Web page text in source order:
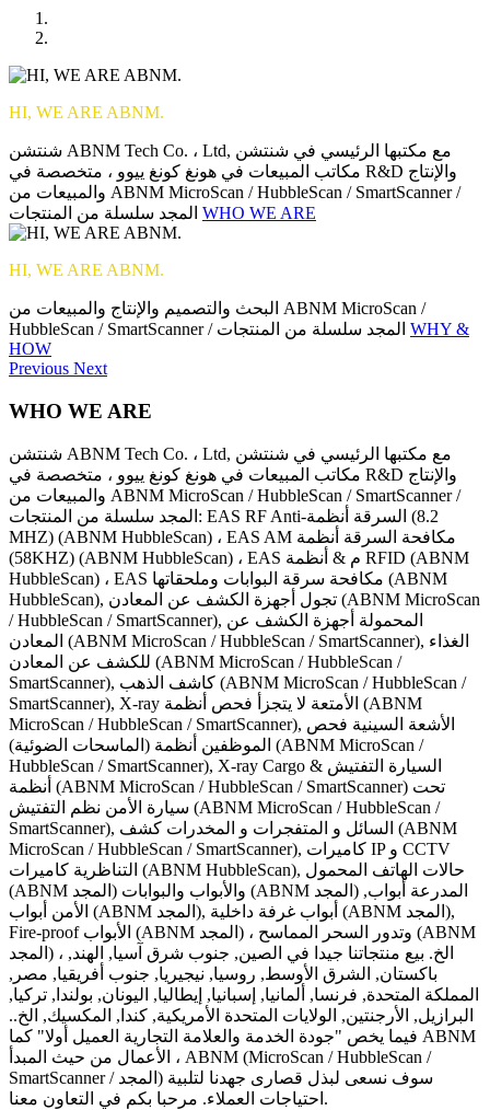
HI, WE ARE ABNM.
شنتشن ABNM Tech Co. ، Ltd, مع مكتبها الرئيسي في شنتشن
مكاتب المبيعات في هونغ كونغ ييوو ، متخصصة في R&D والإنتاج
والمبيعات من ABNM MicroScan / HubbleScan / SmartScanner /
المجد سلسلة من المنتجات WHO WE ARE
HI, WE ARE ABNM.
البحث والتصميم والإنتاج والمبيعات من ABNM MicroScan /
HubbleScan / SmartScanner / المجد سلسلة من المنتجات WHY &
HOW
Previous Next
WHO WE ARE
شنتشن ABNM Tech Co. ، Ltd, مع مكتبها الرئيسي في شنتشن
مكاتب المبيعات في هونغ كونغ ييوو ، متخصصة في R&D والإنتاج
والمبيعات من ABNM MicroScan / HubbleScan / SmartScanner /
المجد سلسلة من المنتجات: EAS RF Anti-السرقة أنظمة (8.2
MHZ) (ABNM HubbleScan) ، EAS AM مكافحة السرقة أنظمة
(58KHZ) (ABNM HubbleScan) ، EAS م & أنظمة RFID (ABNM
HubbleScan) ، EAS مكافحة سرقة البوابات وملحقاتها (ABNM
HubbleScan), تجول أجهزة الكشف عن المعادن (ABNM MicroScan
/ HubbleScan / SmartScanner), المحمولة أجهزة الكشف عن
المعادن (ABNM MicroScan / HubbleScan / SmartScanner), الغذاء
للكشف عن المعادن (ABNM MicroScan / HubbleScan /
SmartScanner), كاشف الذهب (ABNM MicroScan / HubbleScan /
SmartScanner), X-ray الأمتعة لا يتجزأ فحص أنظمة (ABNM
MicroScan / HubbleScan / SmartScanner), الأشعة السينية فحص
الموظفين أنظمة (الماسحات الضوئية) (ABNM MicroScan /
HubbleScan / SmartScanner), X-ray Cargo & السيارة التفتيش
أنظمة (ABNM MicroScan / HubbleScan / SmartScanner) تحت
سيارة الأمن نظم التفتيش (ABNM MicroScan / HubbleScan /
SmartScanner), السائل و المتفجرات و المخدرات كشف (ABNM
MicroScan / HubbleScan / SmartScanner), كاميرات IP و CCTV
التناظرية كاميرات (ABNM HubbleScan), حالات الهاتف المحمول
(ABNM المجد) والأبواب والبوابات (ABNM المجد) المدرعة أبواب,
الأمن أبواب (ABNM المجد), أبواب غرفة داخلية (ABNM المجد),
Fire-proof الأبواب (ABNM المجد) ، وتدور السحر المماسح (ABNM
المجد) ، الخ. بيع منتجاتنا جيدا في الصين, جنوب شرق آسيا, الهند,
باكستان, الشرق الأوسط, روسيا, نيجيريا, جنوب أفريقيا, مصر,
المملكة المتحدة, فرنسا, ألمانيا, إسبانيا, إيطاليا, اليونان, بولندا, تركيا,
البرازيل, الأرجنتين, الولايات المتحدة الأمريكية, كندا, المكسيك, الخ..
فيما يخص "جودة الخدمة والعلامة التجارية العميل أولا" كما ABNM
الأعمال من حيث المبدأ ، ABNM (MicroScan / HubbleScan /
SmartScanner / المجد) سوف نسعى لبذل قصارى جهدنا لتلبية
احتياجات العملاء. مرحبا بكم في التعاون معنا.